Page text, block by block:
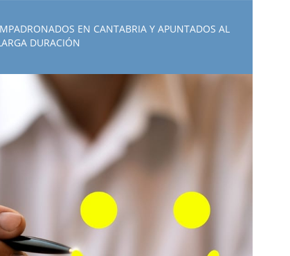
EN CANTABRIA Y APUNTADOS AL
DURACIÓN